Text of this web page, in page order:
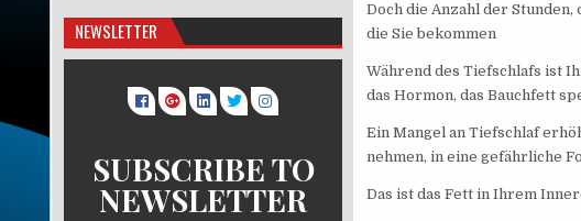
Doch die Anzahl der
die Sie bekommen
Während des Tiefschlafs ist
das Hormon, das Bauchfett
Ein Mangel an Tiefschlaf
nehmen, in eine gefährliche
Das ist das Fett in Ihrem
NEWSLETTER
SUBSCRIBE TO
NEWSLETTER